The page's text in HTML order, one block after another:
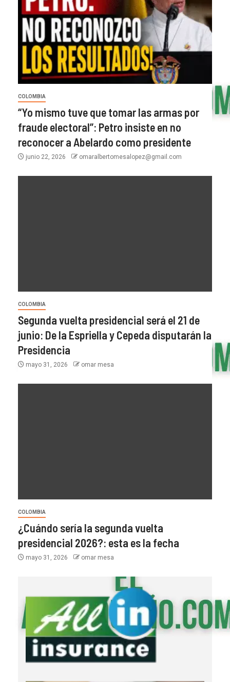
COLOMBIA
“Yo mismo tuve que tomar las armas por
fraude electoral”: Petro insiste en no
reconocer a Abelardo como presidente
junio 22, 2026 omaralbertomesalopez@gmail.com
COLOMBIA
Segunda vuelta presidencial será el 21 de
junio: De la Espriella y Cepeda disputarán la
Presidencia
mayo 31, 2026 omar mesa
COLOMBIA
¿Cuándo sería la segunda vuelta
presidencial 2026?: esta es la fecha
mayo 31, 2026 omar mesa